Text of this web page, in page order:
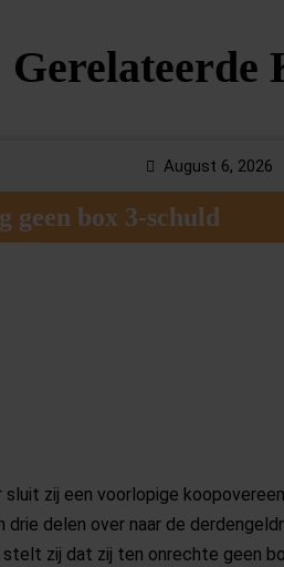
Gerelateerde
August 6, 2026
geen box 3-schuld
zij een voorlopige
drie delen over naar de
zij dat zij ten onrechte geen